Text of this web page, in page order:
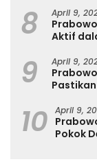
8 April 9,
Aktif
9 April 9,
10 April 9,
Pokok